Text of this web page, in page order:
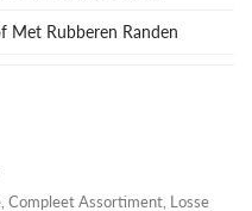
Met Rubberen Randen
Compleet Assortiment Losse